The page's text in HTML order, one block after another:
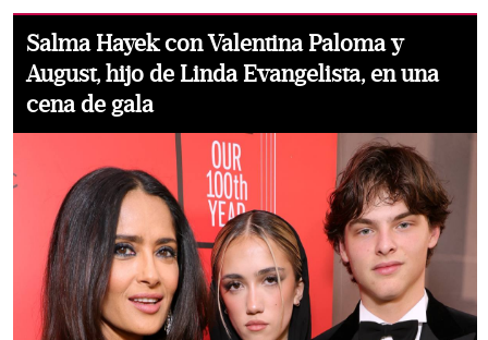
Salma Hayek con Valentina Paloma y
August, hijo de Linda Evangelista, en una
cena de gala